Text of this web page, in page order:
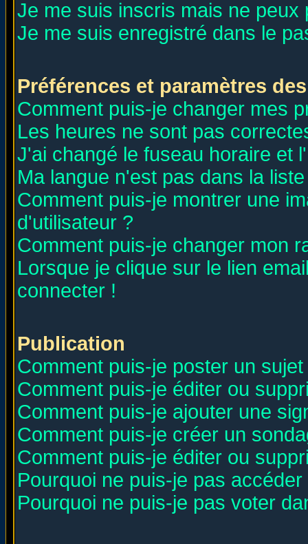
Je me suis inscris mais ne peux
Je me suis enregistré dans le
Préférences et paramètres
Comment puis-je changer mes
Les heures ne sont pas
J'ai changé le fuseau horaire et
Ma langue n'est pas dans la
Comment puis-je montrer une
d'utilisateur ?
Comment puis-je changer mon
Lorsque je clique sur le lien
connecter !
Publication
Comment puis-je poster un
Comment puis-je éditer ou
Comment puis-je ajouter une
Comment puis-je créer un
Comment puis-je éditer ou
Pourquoi ne puis-je pas
Pourquoi ne puis-je pas voter